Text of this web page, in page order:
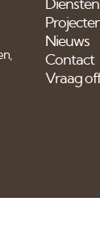
Diensten
Nieuws
Contact
Vraag